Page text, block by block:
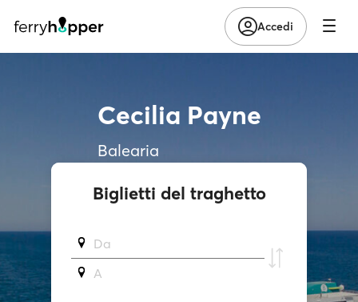
Accedi
Cecilia Payne
Balearia
Biglietti del traghetto
Da
A